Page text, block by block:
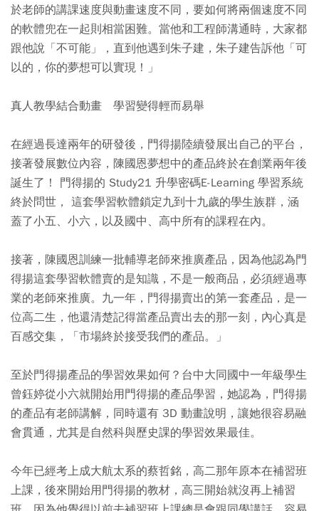
於老師的講課速度與動畫速度不同，要如何將兩個速度不同
的軟體兜在一起則相當困難。當他和工程師溝通時，大家都
跟他說「不可能」，直到他遇到朱子建，朱子建告訴他「可
以的，你的夢想可以實現！」
真人教學結合動畫 學習變得輕而易舉
在經過長達兩年的研發後，門得揚陸續發展出自己的平台，
接著發展數位內容，陳國恩夢想中的產品終於在創業兩年後
誕生了！ 門得揚的 Study21 升學密碼E-Learning 學習系統
終於問世， 這套學習軟體鎖定九到十九歲的學生族群，涵
蓋了小五、小六，以及國中、高中所有的課程在內。
接著，陳國恩訓練一批輔導老師來推廣產品，因為他認為門
得揚這套學習軟體賣的是知識，不是一般商品，必須經過專
業的老師來推廣。九一年，門得揚賣出的第一套產品，是一
位高二生，他還清楚記得當產品賣出去的那一刻，內心真是
百感交集，「市場終於接受我們的產品。」
至於門得揚產品的學習效果如何？台中大同國中一年級學生
曾鈺婷從小六就開始用門得揚的產品學習，她認為，門得揚
的產品有老師講解，同時還有 3D 動畫說明，讓她很容易融
會貫通，尤其是自然科與歷史課的學習效果最佳。
今年已經考上成大航太系的蔡哲銘，高二那年原本在補習班
上課，後來開始用門得揚的教材，高三開始就沒再上補習